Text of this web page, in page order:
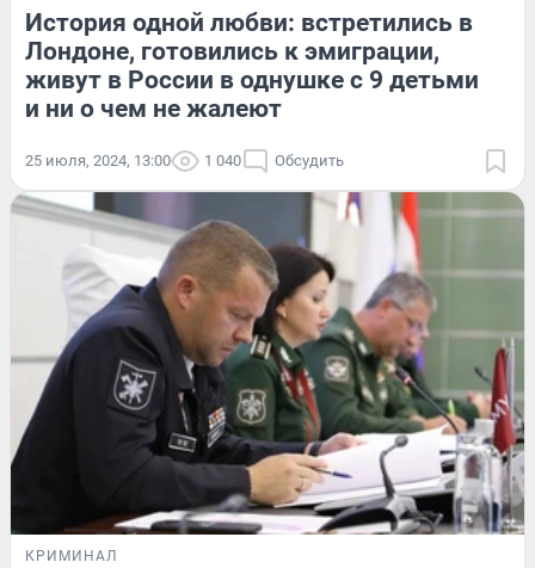
История одной любви: встретились в
Лондоне, готовились к эмиграции,
живут в России в однушке с 9 детьми
и ни о чем не жалеют
25 июля, 2024, 13:00 1 040 Обсудить
КРИМИНАЛ